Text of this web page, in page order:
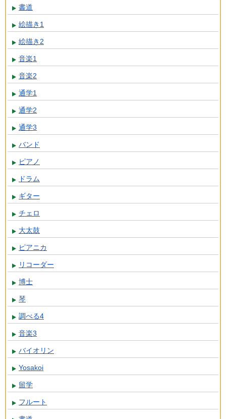
書道
絵描き1
絵描き2
音楽1
音楽2
通学1
通学2
通学3
バンド
ピアノ
ドラム
ギター
チェロ
大太鼓
ピアニカ
リコーダー
博士
琴
調べる4
音楽3
バイオリン
Yosakoi
留学
フルート